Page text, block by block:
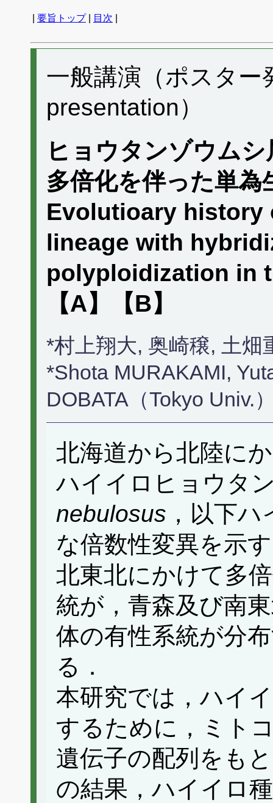
要旨トップ| 目次
一般講演（ポスタ
presentation）
ヒョウタンゾウム
多倍化を伴った単
Evolutioary history
lineage with
polyploidization in
【A】【B】
*村上翔大, 奥崎穣, 土畑
*Shota MURAKAMI,
DOBATA（Tokyo Univ.
北海道から北陸に
ハイイロヒョウタ
nebulosus ，以下
な倍数性変異を示
北東北にかけて多
統が，青森及び南
体の有性系統が分
る．
本研究では，ハイ
するために，ミト
遺伝子の配列をも
の結果，ハイイロ